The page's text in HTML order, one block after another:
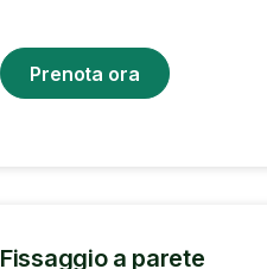
Prenota ora
Fissaggio a parete